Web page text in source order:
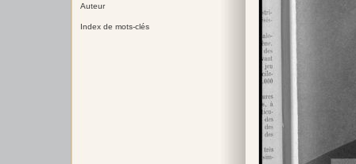
Auteur
Index de mots-clés